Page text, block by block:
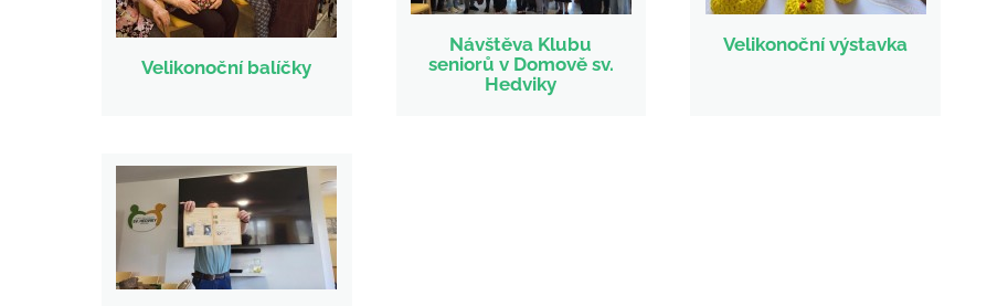
Velikonoční balíčky
Návštěva Klubu
seniorů v Domově sv.
Hedviky
Velikonoční výstavka